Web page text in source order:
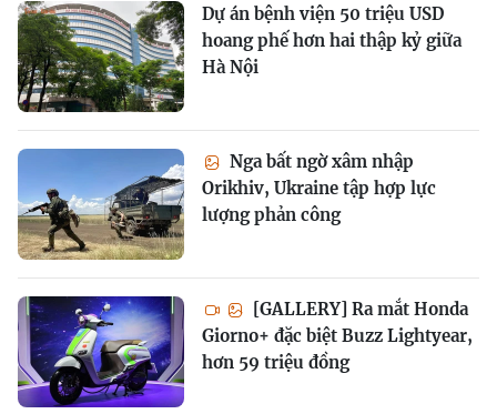
Dự án bệnh viện 50 triệu USD
hoang phế hơn hai thập kỷ giữa
Hà Nội
Nga bất ngờ xâm nhập
Orikhiv, Ukraine tập hợp lực
lượng phản công
[GALLERY] Ra mắt Honda
Giorno+ đặc biệt Buzz Lightyear,
hơn 59 triệu đồng